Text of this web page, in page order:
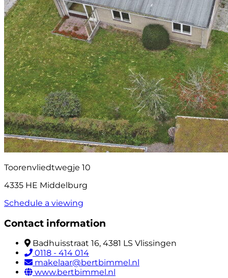
Toorenvliedtwegje 10
4335 HE Middelburg
Schedule a viewing
Contact information
Badhuisstraat 16, 4381 LS Vlissingen
0118 - 414 014
makelaar@bertbimmel.nl
www.bertbimmel.nl